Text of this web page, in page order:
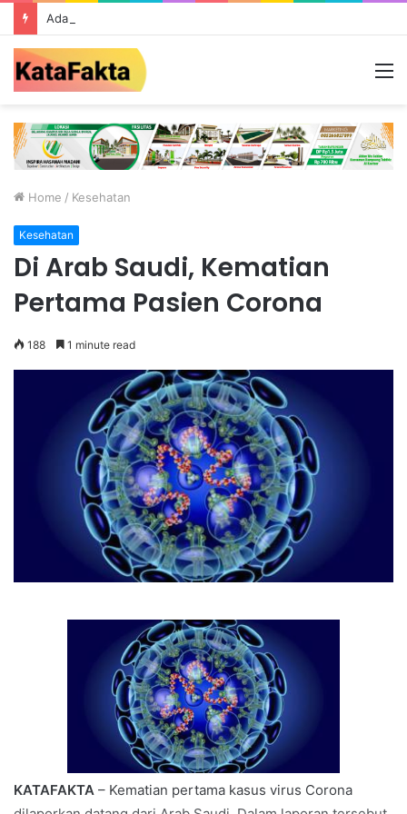
Home / Kesehatan
Kesehatan
Di Arab Saudi, Kematian
Pertama Pasien Corona
188 1 minute read
KATAFAKTA – Kematian pertama kasus virus Corona